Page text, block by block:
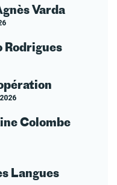
Varda
Rodrigues
Colombe
Langues